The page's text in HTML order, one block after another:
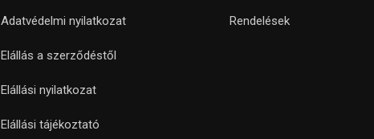
Adatvédelmi nyilatkozat
Elállás a szerződéstől
Elállási nyilatkozat
Elállási tájékoztató
Rendelések